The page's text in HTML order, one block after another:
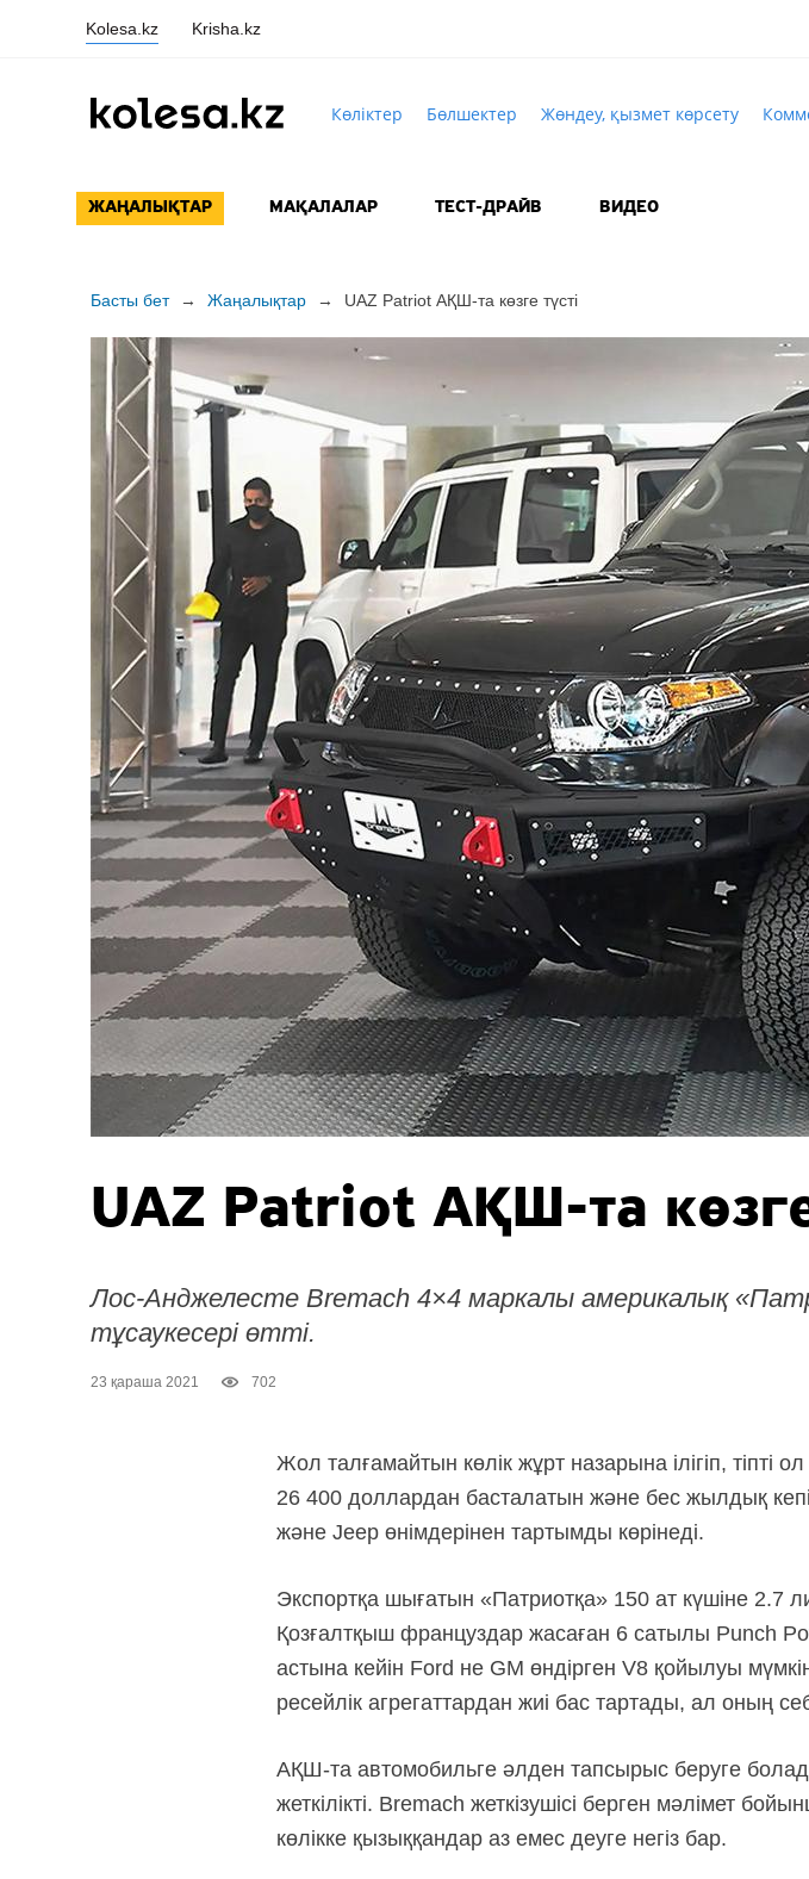
Kolesa.kz Krisha.kz
Көліктер Бөлшектер Жөндеу, қызмет көрсету
ЖАҢАЛЫҚТАР МАҚАЛАЛАР ТЕСТ-ДРАЙВ ВИДЕО
Басты бет → Жаңалықтар → UAZ Patriot АҚШ-та көзге түсті
UAZ Patriot АҚШ-та көзге
Лос-Анджелесте Bremach 4×4 маркалы америкалық
тұсаукесері өтті.
23 қараша 2021 702
Жол талғамайтын көлік жұрт назарына ілігіп, тіпті
26 400 доллардан басталатын және бес жылдық
және Jeep өнімдерінен тартымды көрінеді.
Экспортқа шығатын «Патриотқа» 150 ат күшіне 2.7
Қозғалтқыш француздар жасаған 6 сатылы Punch
астына кейін Ford не GM өндірген V8 қойылуы
ресейлік агрегаттардан жиі бас тартады, ал оның
АҚШ-та автомобильге әлден тапсырыс беруге
жеткілікті. Bremach жеткізушісі берген мәлімет
көлікке қызыққандар аз емес деуге негіз бар.